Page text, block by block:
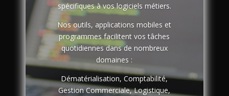
spécifiques à vos logiciels métiers.
Nos outils, applications mobiles et
programmes facilitent vos tâches
quotidiennes dans de nombreux
domaines :
Dématérialisation, Comptabilité,
Gestion Commerciale, Logistique,